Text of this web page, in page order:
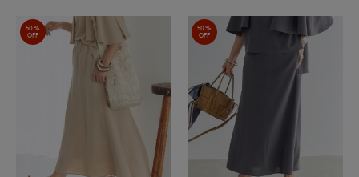
50%
OFF
50%
OFF